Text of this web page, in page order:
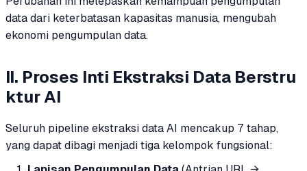
data dari keterbatasan kapasitas manusia, mengubah
ekonomi pengumpulan data.
II. Proses Inti Ekstraksi Data Berstru
ktur AI
Seluruh pipeline ekstraksi data AI mencakup 7 tahap,
yang dapat dibagi menjadi tiga kelompok fungsional: